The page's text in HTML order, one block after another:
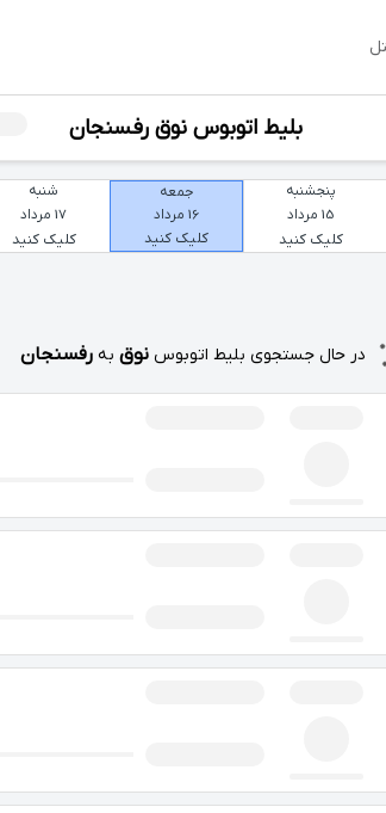
بلیط اتوبوس نوق رفسنجان
پنجشنبه
15 مرداد
کلیک کنید
جمعه
16 مرداد
کلیک کنید
شنبه
17 مرداد
کلیک کنید
در حال جستجوی بلیط اتوبوس نوق به رفسنجان